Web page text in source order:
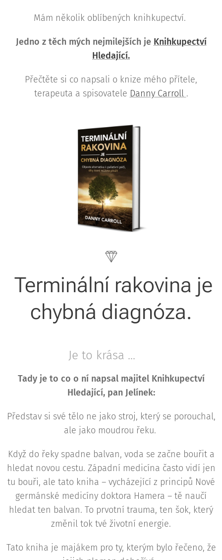
Mám několik oblíbených knihkupectví.
Jedno z těch mých nejmilejších je Knihkupectví
Hledající.
Přečtěte si co napsali o knize mého přítele,
terapeuta a spisovatele Danny Carroll .
Terminální rakovina je
chybná diagnóza.
Je to krása ... 🤍
Tady je to co o ní napsal majitel Knihkupectví
Hledající, pan Jelínek:
Představ si své tělo ne jako stroj, který se porouchal,
ale jako moudrou řeku.
Když do řeky spadne balvan, voda se začne bouřit a
hledat novou cestu. Západní medicína často vidí jen
tu bouři, ale tato kniha – vycházející z principů Nové
germánské medicíny doktora Hamera – tě naučí
hledat ten balvan. To prvotní trauma, ten šok, který
změnil tok tvé životní energie.
Tato kniha je majákem pro ty, kterým bylo řečeno, že